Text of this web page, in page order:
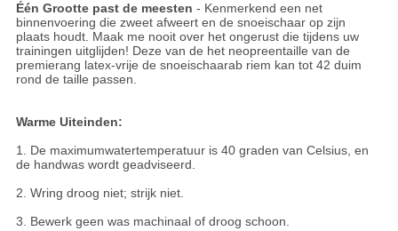
Één Grootte past de meesten - Kenmerkend een net
binnenvoering die zweet afweert en de snoeischaar op zijn
plaats houdt. Maak me nooit over het ongerust die tijdens uw
trainingen uitglijden! Deze van de het neopreentaille van de
premierang latex-vrije de snoeischaarab riem kan tot 42 duim
rond de taille passen.
Warme Uiteinden:
1. De maximumwatertemperatuur is 40 graden van Celsius, en
de handwas wordt geadviseerd.
2. Wring droog niet; strijk niet.
3. Bewerk geen was machinaal of droog schoon.